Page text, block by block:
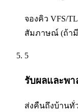
จองคิว VFS/
สัมภาษณ์ (ถ้า
5
รับผลและพ
ส่งคืนถึงบ้านทั่